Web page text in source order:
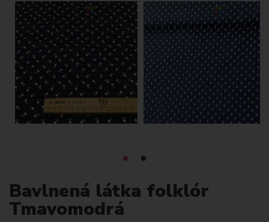
Bavlnená látka folklór
Tmavomodrá